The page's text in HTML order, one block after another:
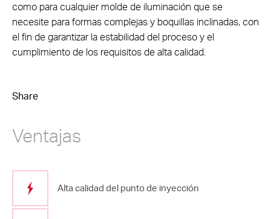
como para cualquier molde de iluminación que se
necesite para formas complejas y boquillas inclinadas, con
el fin de garantizar la estabilidad del proceso y el
cumplimiento de los requisitos de alta calidad.
Share
Ventajas
Alta calidad del punto de inyección